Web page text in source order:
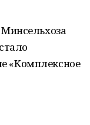
«Комплексное